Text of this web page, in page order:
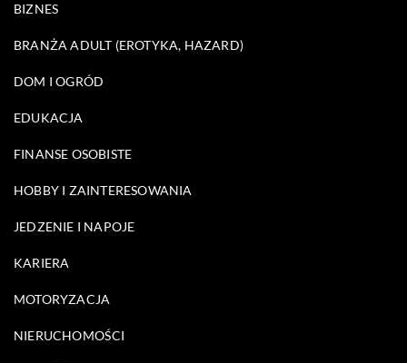
BIZNES
BRANŻA ADULT (EROTYKA, HAZARD)
DOM I OGRÓD
EDUKACJA
FINANSE OSOBISTE
HOBBY I ZAINTERESOWANIA
JEDZENIE I NAPOJE
KARIERA
MOTORYZACJA
NIERUCHOMOŚCI